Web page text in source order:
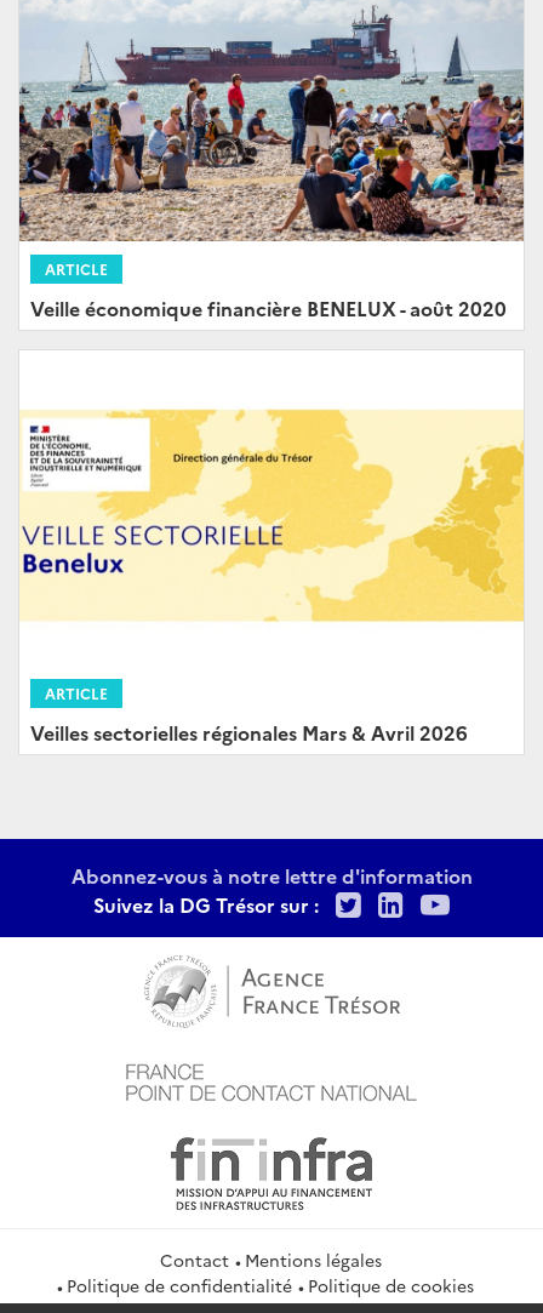
ARTICLE
Veille économique financière BENELUX - août 2020
ARTICLE
Veilles sectorielles régionales Mars & Avril 2026
Abonnez-vous à notre lettre d'information
Suivez la DG Trésor sur :
TwitterLinkedIn
Contact
Mentions légales
Politique de confidentialité
Politique de cookies